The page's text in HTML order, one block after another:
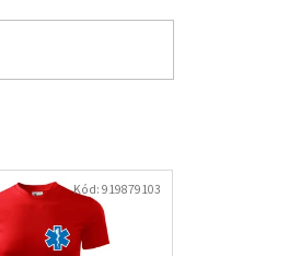
Kód:919879103